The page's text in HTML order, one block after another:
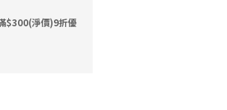
$300(淨價)9折優